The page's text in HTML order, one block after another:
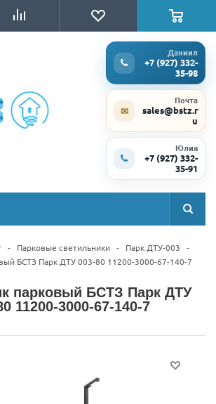
Даниил
+7 (927) 332-
35-98
✉
Почта
sales@bstz.r
u
Юлия
+7 (927) 332-
35-91
- Парковые светильники - Парк ДТУ-003
-
БСТЗ Парк ДТУ 003-80 11200-3000-67-140-7
парковый БСТЗ Парк ДТУ
11200-3000-67-140-7